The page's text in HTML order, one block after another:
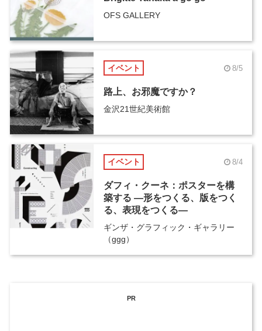
OFS GALLERY
イベント 8/5
路上、お邪魔ですか？
金沢21世紀美術館
イベント 8/4
ダフィ・クーネ：ポスターを構
築する ―形をつくる、版をつく
る、表現をつくる―
ギンザ・グラフィック・ギャラリー
（ggg）
PR